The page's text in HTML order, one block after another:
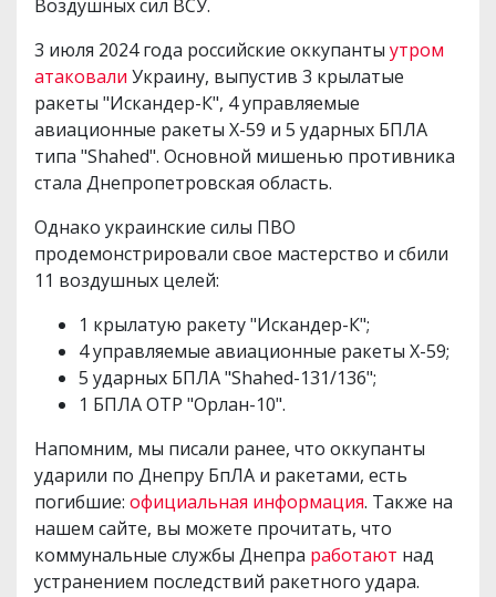
Воздушных сил ВСУ.
3 июля 2024 года российские оккупанты утром
атаковали Украину, выпустив 3 крылатые
ракеты "Искандер-К", 4 управляемые
авиационные ракеты Х-59 и 5 ударных БПЛА
типа "Shahed". Основной мишенью противника
стала Днепропетровская область.
Однако украинские силы ПВО
продемонстрировали свое мастерство и сбили
11 воздушных целей:
1 крылатую ракету "Искандер-К";
4 управляемые авиационные ракеты Х-59;
5 ударных БПЛА "Shahed-131/136";
1 БПЛА ОТР "Орлан-10".
Напомним, мы писали ранее, что оккупанты
ударили по Днепру БпЛА и ракетами, есть
погибшие: официальная информация. Также на
нашем сайте, вы можете прочитать, что
коммунальные службы Днепра работают над
устранением последствий ракетного удара.